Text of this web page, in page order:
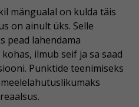
mängualal on kulda täis
on ainult üks. Selle
pead lahendama
ilmub seif ja sa saad
Punktide teenimiseks